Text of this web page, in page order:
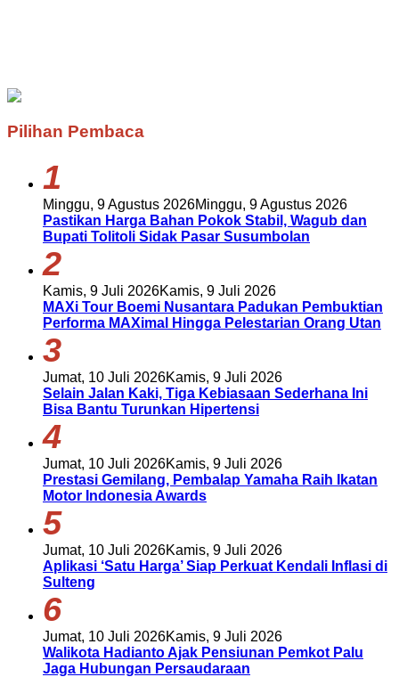
Pilihan Pembaca
1
Minggu, 9 Agustus 2026Minggu, 9 Agustus 2026
Pastikan Harga Bahan Pokok Stabil, Wagub dan
Bupati Tolitoli Sidak Pasar Susumbolan
2
Kamis, 9 Juli 2026Kamis, 9 Juli 2026
MAXi Tour Boemi Nusantara Padukan Pembuktian
Performa MAXimal Hingga Pelestarian Orang Utan
3
Jumat, 10 Juli 2026Kamis, 9 Juli 2026
Selain Jalan Kaki, Tiga Kebiasaan Sederhana Ini
Bisa Bantu Turunkan Hipertensi
4
Jumat, 10 Juli 2026Kamis, 9 Juli 2026
Prestasi Gemilang, Pembalap Yamaha Raih Ikatan
Motor Indonesia Awards
5
Jumat, 10 Juli 2026Kamis, 9 Juli 2026
Aplikasi ‘Satu Harga’ Siap Perkuat Kendali Inflasi di
Sulteng
6
Jumat, 10 Juli 2026Kamis, 9 Juli 2026
Walikota Hadianto Ajak Pensiunan Pemkot Palu
Jaga Hubungan Persaudaraan